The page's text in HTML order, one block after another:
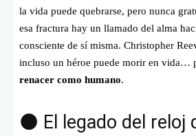
la vida puede quebrarse, pero nunca
esa fractura hay un llamado del alma
consciente de sí misma. Christopher
incluso un héroe puede morir en vida…
renacer como humano.
🌑 El legado del reloj